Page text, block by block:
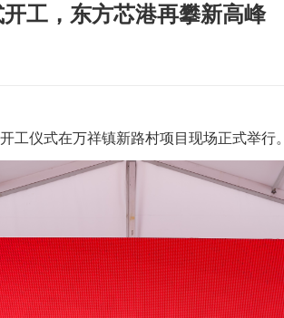
工，东方芯港再攀新高峰
工仪式在万祥镇新路村项目现场正式举行。